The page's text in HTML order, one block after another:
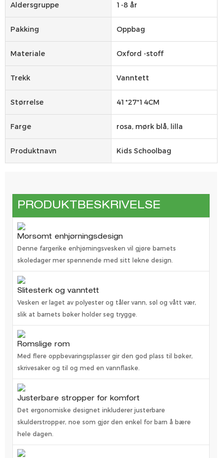
Aldersgruppe 1-8 år
Pakking Oppbag
Materiale Oxford -stoff
Trekk Vanntett
Størrelse 41*27*14CM
Farge rosa, mørk blå, lilla
Produktnavn Kids Schoolbag
PRODUKTBESKRIVELSE
Morsomt enhjørningsdesign
Denne fargerike enhjørningsvesken vil gjøre barnets
skoledager mer spennende med sitt lekne design.
Slitesterk og vanntett
Vesken er laget av polyester og tåler vann, søl og vått vær,
slik at barnets bøker holder seg trygge.
Romslige rom
Med flere oppbevaringsplasser gir den god plass til bøker,
skrivesaker og til og med en vannflaske.
Justerbare stropper for komfort
Det ergonomiske designet inkluderer justerbare
skulderstropper, noe som gjør den enkel for barn å bære
hele dagen.